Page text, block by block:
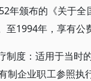
年颁布的《关于
至1994年，享有公
制度：适用于当时
制企业职工参照